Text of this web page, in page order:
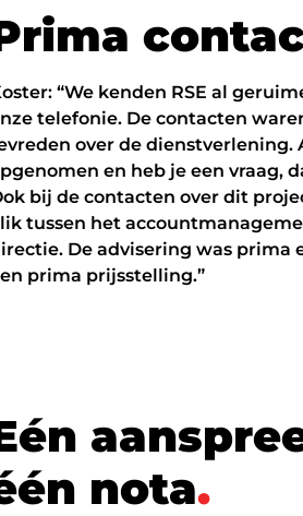
rima conta
“We kenden RSE al
telefonie. De contacten
over de dienstverlening.
en heb je een vraag,
bij de contacten over dit
tussen het
De advisering was prima
prima prijsstelling.”
én aanspre
én nota.